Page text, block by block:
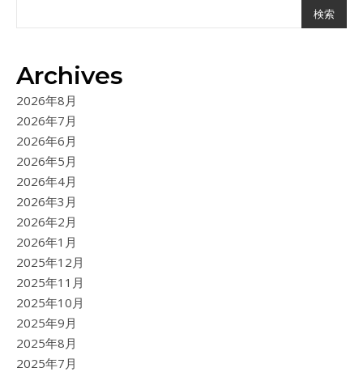
検索
Archives
2026年8月
2026年7月
2026年6月
2026年5月
2026年4月
2026年3月
2026年2月
2026年1月
2025年12月
2025年11月
2025年10月
2025年9月
2025年8月
2025年7月